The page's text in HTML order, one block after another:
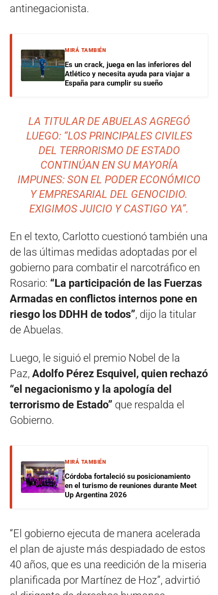
antinegacionista.
MIRÁ TAMBIÉN
Es un crack, juega en las inferiores del
Atlético y necesita ayuda para viajar a
España para cumplir su sueño
LA TITULAR DE ABUELAS AGREGÓ
LUEGO: “LOS PRINCIPALES CIVILES
DEL TERRORISMO DE ESTADO
CONTINÚAN EN SU MAYORÍA
IMPUNES: SON EL PODER ECONÓMICO
Y EMPRESARIAL DEL GENOCIDIO.
EXIGIMOS JUICIO Y CASTIGO YA”.
En el texto, Carlotto cuestionó también una
de las últimas medidas adoptadas por el
gobierno para combatir el narcotráfico en
Rosario: “La participación de las Fuerzas
Armadas en conflictos internos pone en
riesgo los DDHH de todos”, dijo la titular
de Abuelas.
Luego, le siguió el premio Nobel de la
Paz, Adolfo Pérez Esquivel, quien rechazó
“el negacionismo y la apología del
terrorismo de Estado” que respalda el
Gobierno.
MIRÁ TAMBIÉN
Córdoba fortaleció su posicionamiento
en el turismo de reuniones durante Meet
Up Argentina 2026
“El gobierno ejecuta de manera acelerada
el plan de ajuste más despiadado de estos
40 años, que es una reedición de la miseria
planificada por Martínez de Hoz”, advirtió